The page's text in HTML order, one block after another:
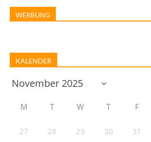
WERBUNG
KALENDER
M T W T F
27 28 29 30 31